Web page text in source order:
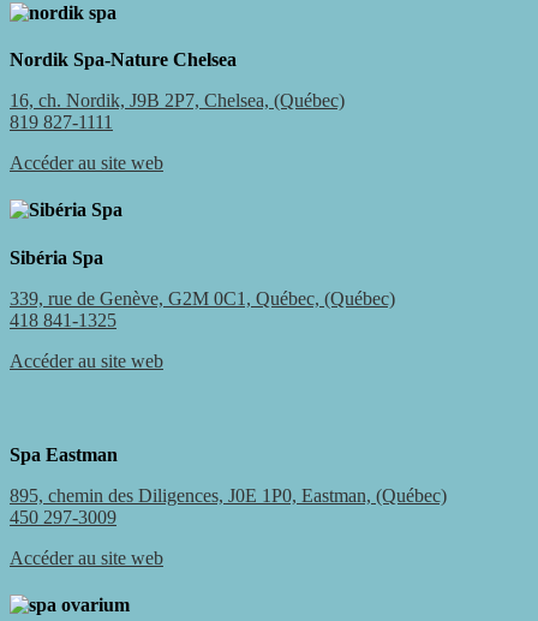
Nordik Spa-Nature Chelsea
16, ch. Nordik, J9B 2P7, Chelsea, (Québec)
819 827-1111
Accéder au site web
Sibéria Spa
339, rue de Genève, G2M 0C1, Québec, (Québec)
418 841-1325
Accéder au site web
Spa Eastman
895, chemin des Diligences, J0E 1P0, Eastman, (Québec)
450 297-3009
Accéder au site web